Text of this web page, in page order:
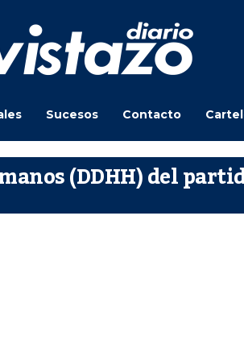
Sucesos Contacto
(DDHH) del